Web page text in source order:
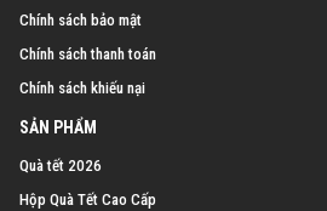
Chính sách bảo mật
Chính sách thanh toán
Chính sách khiếu nại
SẢN PHẨM
Quà tết 2026
Hộp Quà Tết Cao Cấp